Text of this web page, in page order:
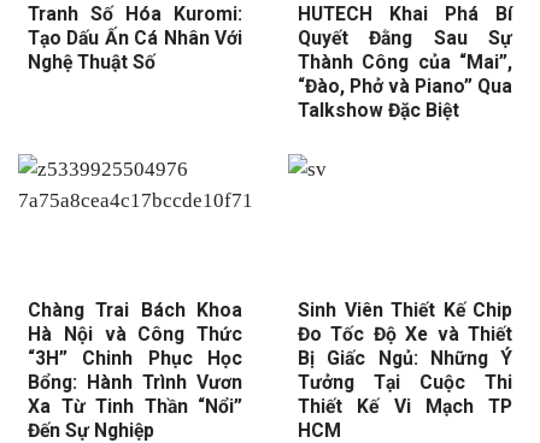
Tranh Số Hóa Kuromi:
Tạo Dấu Ấn Cá Nhân Với
Nghệ Thuật Số
HUTECH Khai Phá Bí
Quyết Đằng Sau Sự
Thành Công của “Mai”,
“Đào, Phở và Piano” Qua
Talkshow Đặc Biệt
Chàng Trai Bách Khoa
Hà Nội và Công Thức
“3H” Chinh Phục Học
Bổng: Hành Trình Vươn
Xa Từ Tinh Thần “Nổi”
Đến Sự Nghiệp
Sinh Viên Thiết Kế Chip
Đo Tốc Độ Xe và Thiết
Bị Giấc Ngủ: Những Ý
Tưởng Tại Cuộc Thi
Thiết Kế Vi Mạch TP
HCM